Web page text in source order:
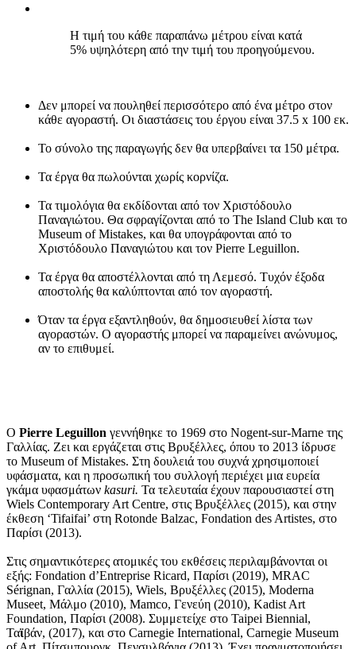
Η τιμή του κάθε παραπάνω μέτρου είναι κατά
5% υψηλότερη από την τιμή του προηγούμενου.
Δεν μπορεί να πουληθεί περισσότερο από ένα μέτρο στον
κάθε αγοραστή. Οι διαστάσεις του έργου είναι 37.5 x 100 εκ.
Το σύνολο της παραγωγής δεν θα υπερβαίνει τα 150 μέτρα.
Τα έργα θα πωλούνται χωρίς κορνίζα.
Τα τιμολόγια θα εκδίδονται από τον Χριστόδουλο
Παναγιώτου. Θα σφραγίζονται από το The Island Club και το
Museum of Mistakes, και θα υπογράφονται από το
Χριστόδουλο Παναγιώτου και τον Pierre Leguillon.
Τα έργα θα αποστέλλονται από τη Λεμεσό. Τυχόν έξοδα
αποστολής θα καλύπτονται από τον αγοραστή.
Όταν τα έργα εξαντληθούν, θα δημοσιευθεί λίστα των
αγοραστών. Ο αγοραστής μπορεί να παραμείνει ανώνυμος,
αν το επιθυμεί.
O Pierre Leguillon γεννήθηκε το 1969 στο Nogent-sur-Marne της
Γαλλίας. Ζει και εργάζεται στις Βρυξέλλες, όπου το 2013 ίδρυσε
το Museum of Mistakes. Στη δουλειά του συχνά χρησιμοποιεί
υφάσματα, και η προσωπική του συλλογή περιέχει μια ευρεία
γκάμα υφασμάτων kasuri. Τα τελευταία έχουν παρουσιαστεί στη
Wiels Contemporary Art Centre, στις Βρυξέλλες (2015), και στην
έκθεση ‘Tifaifai’ στη Rotonde Balzac, Fondation des Artistes, στο
Παρίσι (2013).
Στις σημαντικότερες ατομικές του εκθέσεις περιλαμβάνονται οι
εξής: Fondation d’Entreprise Ricard, Παρίσι (2019), MRAC
Sérignan, Γαλλία (2015), Wiels, Βρυξέλλες (2015), Moderna
Museet, Μάλμο (2010), Mamco, Γενεύη (2010), Kadist Art
Foundation, Παρίσι (2008). Συμμετείχε στο Taipei Biennial,
Ταϊβάν, (2017), και στο Carnegie International, Carnegie Museum